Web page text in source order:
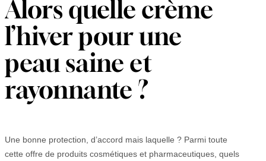
Alors quelle crème
l’hiver pour une
peau saine et
rayonnante ?
Une bonne protection, d’accord mais laquelle ? Parmi toute
cette offre de produits cosmétiques et pharmaceutiques, quels